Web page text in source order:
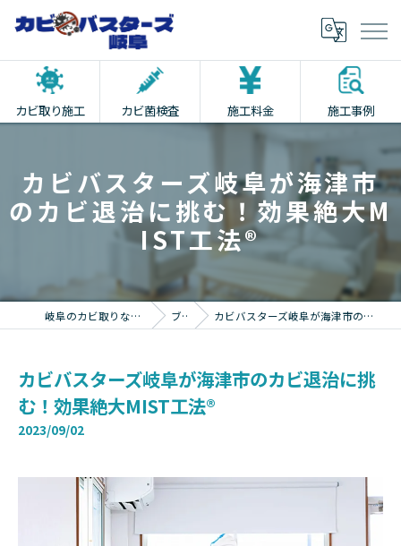
カビ取り施工 カビ菌検査 施工料金 施工事例
カビバスターズ岐阜が海津市
のカビ退治に挑む！効果絶大M
IST工法®
岐阜のカビ取りならカビバスターズ岐阜 ブログ カビバスターズ岐阜が海津市のカビ退治に挑む！効果絶大MIST工法®
カビバスターズ岐阜が海津市のカビ退治に挑
む！効果絶大MIST工法®
2023/09/02